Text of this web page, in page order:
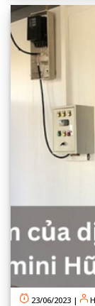
23/06/2023 |